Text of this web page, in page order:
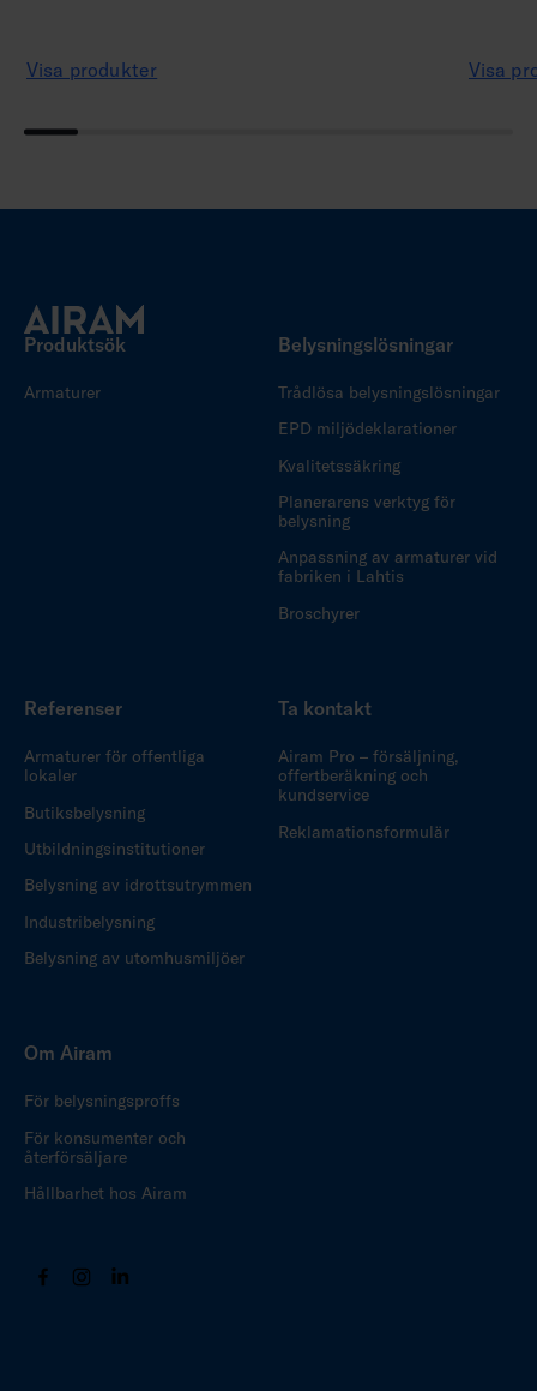
Visa produkter Visa
Produktsök
Armaturer
Belysningslösningar
Trådlösa belysningslösningar
EPD miljödeklarationer
Kvalitetssäkring
Planerarens verktyg för
belysning
Anpassning av armaturer vid
fabriken i Lahtis
Broschyrer
Referenser
Armaturer för offentliga
lokaler
Butiksbelysning
Utbildningsinstitutioner
Belysning av idrottsutrymmen
Industribelysning
Belysning av utomhusmiljöer
Ta kontakt
Airam Pro – försäljning,
offertberäkning och
kundservice
Reklamationsformulär
Om Airam
För belysningsproffs
För konsumenter och
återförsäljare
Hållbarhet hos Airam